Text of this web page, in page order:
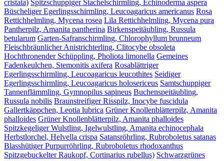
cristata) Spitzschuppiger Stachelschirmling, Echinoderma aspera
Büscheliger Egerlingsschirmling, Leucoagaricus americanus Rosa
Rettichhelmling, Mycena rosea Lila Rettichhelmling, Mycena pura
Pantherpilz, Amanita pantherina Birkenspeitäubling, Russula
betularum Garten-Safranschirmling, Chlorophyllum brunneum
Fleischbräunlicher Anistrichterling, Clitocybe obsoleta
Hochthronender Schüppling, Pholiota limonella Gemeines
Fadenkeulchen, Stemonitis axifera Rosablättriger
Egerlingsschirmling, Leucoagaricus leucothites Seidiger
Egerlingsschirmling, Leucoagaricus holosericeus Samtschuppiger
Tannenflämmling, Gymnopilus sapineus Buchenspeitäubling,
Russula nobilis Braunstreifiger Risspilz, Inocybe fuscidula
Gallertkäppchen, Leotia lubrica Grüner Knollenblätterpilz, Amanita
phalloides Grüner Knollenblätterpilz, Amanita phalloides
Spitzkegeliger Wulstling, Igelwulstling, Amanita echinocephala
Herbstlorchel, Helvella crispa Satansröhrling, Rubroboletus satanas
Blasshütiger Purpurröhrling, Rubroboletus rhodoxanthus
Spitzgebuckelter Raukopf, Cortinarius rubellus) Schwarzgrünes